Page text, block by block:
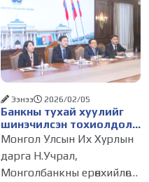
Банкны тухай хуулийг
шинэчилсэн тохиолдолд
Унгар Улсын ОТП банк
Монгол Улсад үйл
ажиллагаагаа явуулах
хүсэлтэй байгаагаа
Ээнээ 2026/02/05
Монгол Улсын Их Хурлын
дарга Н.Учрал,
Монголбанкны ерөнхийлөгч